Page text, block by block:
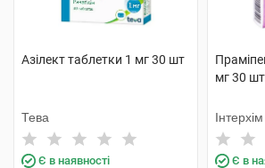
Азілект таблетки 1 мг 30 шт
Тева
Є в наявності
мг 30 шт
Інтерхім
Є в